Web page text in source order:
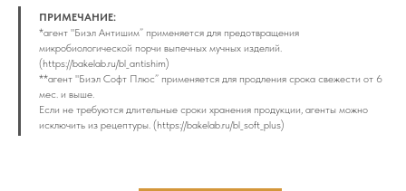
ПРИМЕЧАНИЕ:
*агент "Биэл Антишим” применяется для предотвращения
микробиологической порчи выпечных мучных изделий.
(https://bakelab.ru/bl_antishim)
**агент "Биэл Cофт Плюс” применяется для продления срока свежести от 6
мес. и выше.
Если не требуются длительные сроки хранения продукции, агенты можно
исключить из рецептуры. (https://bakelab.ru/bl_soft_plus)